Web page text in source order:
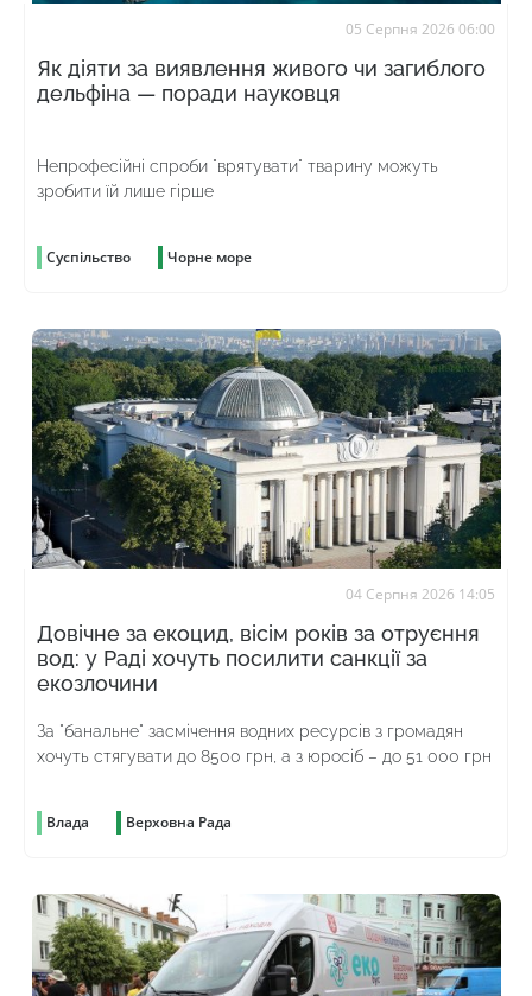
05 Серпня 2026 06:00
Як діяти за виявлення живого чи загиблого
дельфіна — поради науковця
Непрофесійні спроби "врятувати" тварину можуть
зробити їй лише гірше
Суспільство Чорне море
04 Серпня 2026 14:05
Довічне за екоцид, вісім років за отруєння
вод: у Раді хочуть посилити санкції за
екозлочини
За "банальне" засмічення водних ресурсів з громадян
хочуть стягувати до 8500 грн, а з юросіб – до 51 000 грн
Влада Верховна Рада